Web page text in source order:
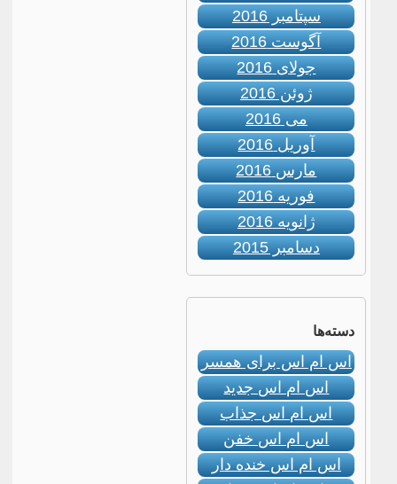
سپتامبر 2016
آگوست 2016
جولای 2016
ژوئن 2016
می 2016
آوریل 2016
مارس 2016
فوریه 2016
ژانویه 2016
دسامبر 2015
دسته‌ها
اس ام اس برای همسر
اس ام اس جدید
اس ام اس جذاب
اس ام اس خفن
اس ام اس خنده دار